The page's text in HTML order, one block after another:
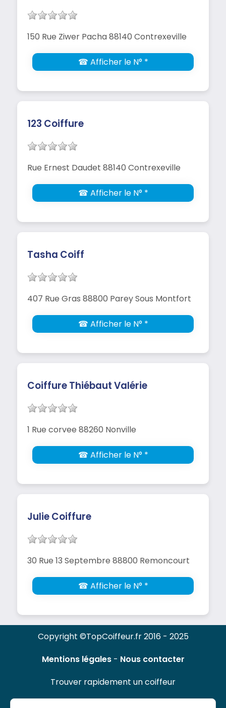
150 Rue Ziwer Pacha 88140 Contrexeville
☎ Afficher le N° *
123 Coiffure
Rue Ernest Daudet 88140 Contrexeville
☎ Afficher le N° *
Tasha Coiff
407 Rue Gras 88800 Parey Sous Montfort
☎ Afficher le N° *
Coiffure Thiébaut Valérie
1 Rue corvee 88260 Nonville
☎ Afficher le N° *
Julie Coiffure
30 Rue 13 Septembre 88800 Remoncourt
☎ Afficher le N° *
Copyright ©TopCoiffeur.fr 2016 - 2025
Mentions légales- Nous contacter
Trouver rapidement un coiffeur